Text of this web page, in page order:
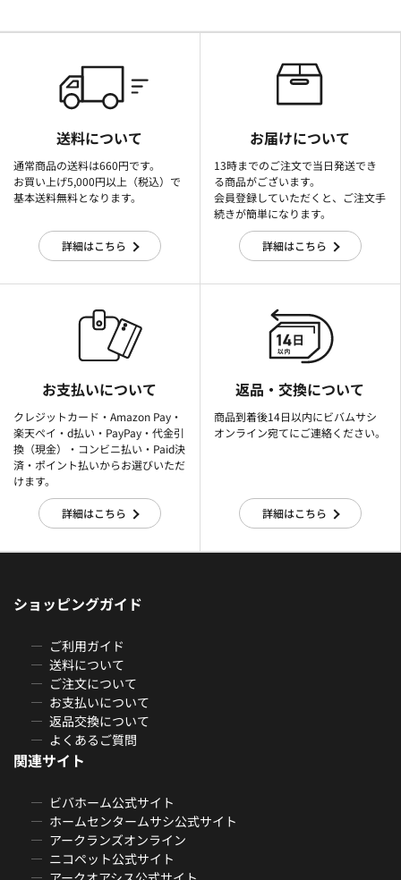
送料について
通常商品の送料は660円です。
お買い上げ5,000円以上（税込）で
基本送料無料となります。
詳細はこちら
お届けについて
13時までのご注文で当日発送でき
る商品がございます。
会員登録していただくと、ご注文手
続きが簡単になります。
詳細はこちら
お支払いについて
クレジットカード・Amazon Pay・
楽天ぺイ・d払い・PayPay・代金引
換（現金）・コンビニ払い・Paid決
済・ポイント払いからお選びいただ
けます。
詳細はこちら
返品・交換について
商品到着後14日以内にビバムサシ
オンライン宛てにご連絡ください。
詳細はこちら
ショッピングガイド
ご利用ガイド
送料について
ご注文について
お支払いについて
返品交換について
よくあるご質問
関連サイト
ビバホーム公式サイト
ホームセンタームサシ公式サイト
アークランズオンライン
ニコペット公式サイト